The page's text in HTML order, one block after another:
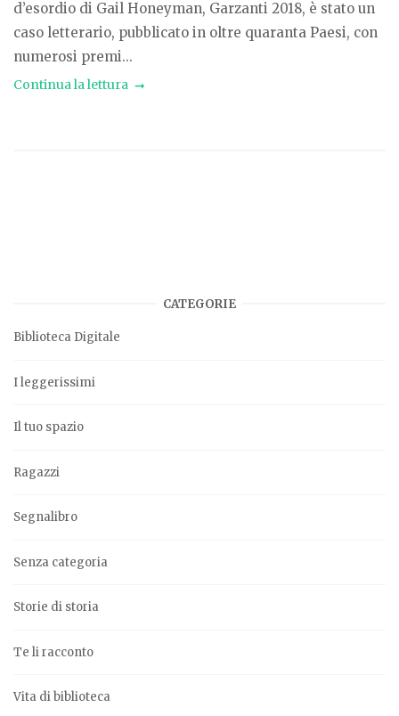
d’esordio di Gail Honeyman, Garzanti 2018, è stato un
caso letterario, pubblicato in oltre quaranta Paesi, con
numerosi premi...
Continua la lettura
CATEGORIE
Biblioteca Digitale
I leggerissimi
Il tuo spazio
Ragazzi
Segnalibro
Senza categoria
Storie di storia
Te li racconto
Vita di biblioteca